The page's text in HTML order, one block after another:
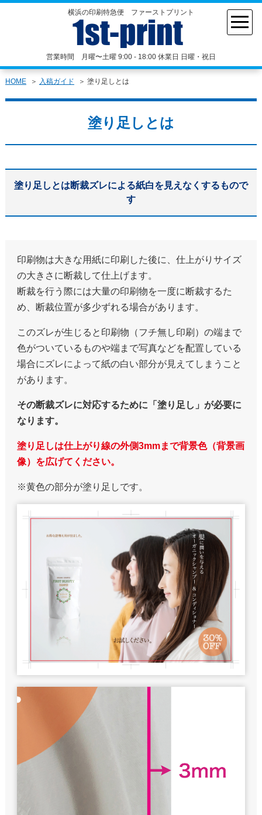
横浜の印刷特急便 ファーストプリント
営業時間 月曜〜土曜 9:00 - 18:00 休業日 日曜・祝日
HOME 入稿ガイド 塗り足しとは
塗り足しとは
塗り足しとは断裁ズレによる紙白を見えなくするもので
す
印刷物は大きな用紙に印刷した後に、仕上がりサイズ
の大きさに断裁して仕上げます。
断裁を行う際には大量の印刷物を一度に断裁するた
め、断裁位置が多少ずれる場合があります。
このズレが生じると印刷物（フチ無し印刷）の端まで
色がついているものや端まで写真などを配置している
場合にズレによって紙の白い部分が見えてしまうこと
があります。
その断裁ズレに対応するために「塗り足し」が必要に
なります。
塗り足しは仕上がり線の外側3mmまで背景色（背景画
像）を広げてください。
※黄色の部分が塗り足しです。